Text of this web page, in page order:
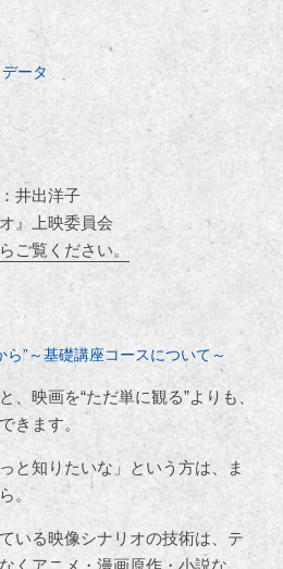
ータ
井出洋子
』上映委員会
ご覧ください。
”～基礎講座コースについて～
、映画を“ただ単に観る”よりも、
きます。
と知りたいな」という方は、ま
。
いる映像シナリオの技術は、テ
くアニメ・漫画原作・小説な